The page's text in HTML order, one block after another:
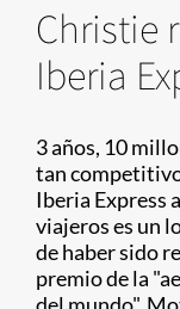
Christie
Iberia
3 años, 10
tan
Iberia Express
viajeros es un
de haber sido
premio de la